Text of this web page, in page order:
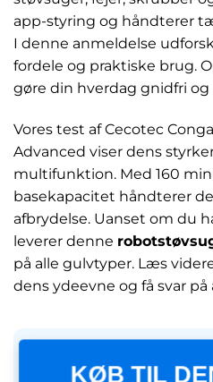
app-styring og håndterer
I denne anmeldelse
fordele og praktiske brug.
gøre din hverdag gnidfri og
Vores test af Cecotec
Advanced viser dens
multifunktion. Med 160
basekapacitet håndterer
afbrydelse. Uanset om du
leverer denne
på alle gulvtyper. Læs
dens ydeevne og få svar
KØB TIL